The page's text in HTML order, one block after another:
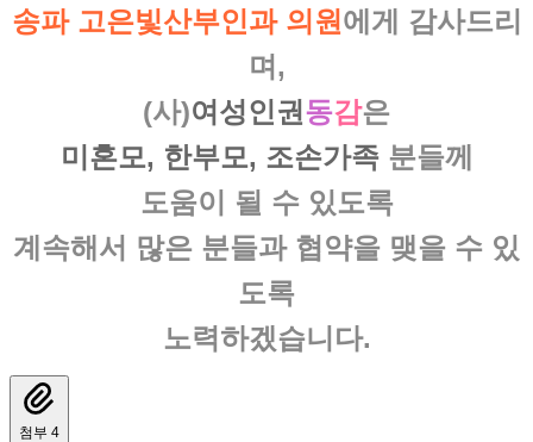
송파 고은빛산부인과 의원 에게 감사드리
며,
(사)여성인권 동감은
미혼모, 한부모, 조손가족분들께
도움이 될 수 있도록
계속해서 많은 분들과 협약을 맺을 수 있
도록
노력하겠습니다.
첨부 4